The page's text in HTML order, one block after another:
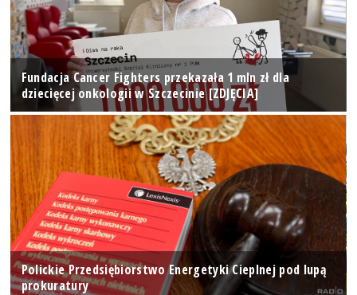
Fundacja Cancer Fighters przekazała 1 mln zł dla
dziecięcej onkologii w Szczecinie [ZDJĘCIA]
Polickie Przedsiębiorstwo Energetyki Cieplnej pod lupą
prokuratury